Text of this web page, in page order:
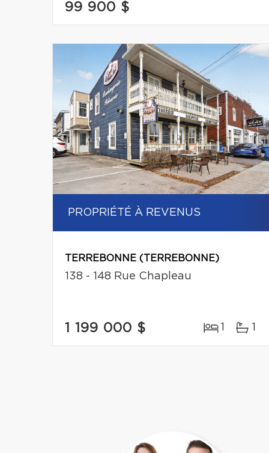
99 900 $
PROPRIÉTÉ À REVENUS
TERREBONNE (TERREBONNE)
138 - 148 Rue Chapleau
1 199 000 $ 1 1